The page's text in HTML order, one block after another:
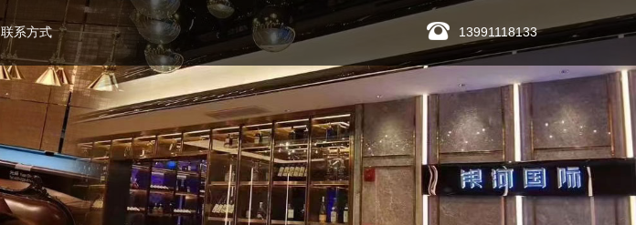
联系方式 13991118133